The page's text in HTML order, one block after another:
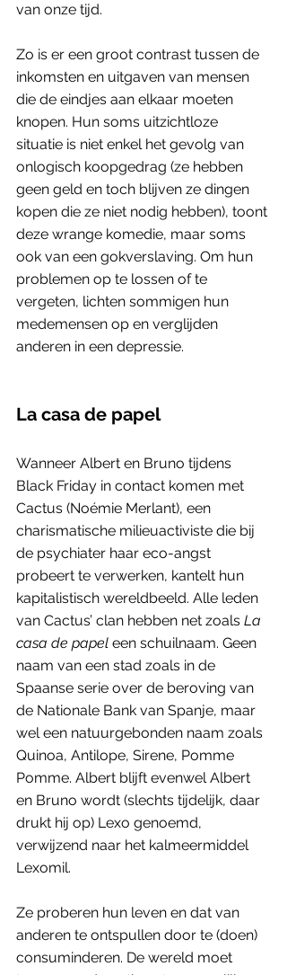
van onze tijd.
Zo is er een groot contrast tussen de
inkomsten en uitgaven van mensen
die de eindjes aan elkaar moeten
knopen. Hun soms uitzichtloze
situatie is niet enkel het gevolg van
onlogisch koopgedrag (ze hebben
geen geld en toch blijven ze dingen
kopen die ze niet nodig hebben), toont
deze wrange komedie, maar soms
ook van een gokverslaving. Om hun
problemen op te lossen of te
vergeten, lichten sommigen hun
medemensen op en verglijden
anderen in een depressie.
La casa de papel
Wanneer Albert en Bruno tijdens
Black Friday in contact komen met
Cactus (Noémie Merlant), een
charismatische milieuactiviste die bij
de psychiater haar eco-angst
probeert te verwerken, kantelt hun
kapitalistisch wereldbeeld. Alle leden
van Cactus’ clan hebben net zoals La
casa de papel een schuilnaam. Geen
naam van een stad zoals in de
Spaanse serie over de beroving van
de Nationale Bank van Spanje, maar
wel een natuurgebonden naam zoals
Quinoa, Antilope, Sirene, Pomme
Pomme. Albert blijft evenwel Albert
en Bruno wordt (slechts tijdelijk, daar
drukt hij op) Lexo genoemd,
verwijzend naar het kalmeermiddel
Lexomil.
Ze proberen hun leven en dat van
anderen te ontspullen door te (doen)
consuminderen. De wereld moet